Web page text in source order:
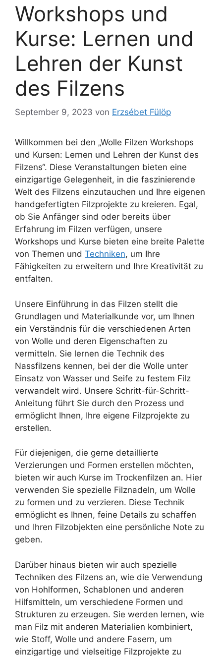
Workshops und
Kurse: Lernen und
Lehren der Kunst
des Filzens
September 9, 2023 von Erzsébet Fülöp
Willkommen bei den „Wolle Filzen Workshops
und Kursen: Lernen und Lehren der Kunst des
Filzens“. Diese Veranstaltungen bieten eine
einzigartige Gelegenheit, in die faszinierende
Welt des Filzens einzutauchen und Ihre eigenen
handgefertigten Filzprojekte zu kreieren. Egal,
ob Sie Anfänger sind oder bereits über
Erfahrung im Filzen verfügen, unsere
Workshops und Kurse bieten eine breite Palette
von Themen und Techniken, um Ihre
Fähigkeiten zu erweitern und Ihre Kreativität zu
entfalten.
Unsere Einführung in das Filzen stellt die
Grundlagen und Materialkunde vor, um Ihnen
ein Verständnis für die verschiedenen Arten
von Wolle und deren Eigenschaften zu
vermitteln. Sie lernen die Technik des
Nassfilzens kennen, bei der die Wolle unter
Einsatz von Wasser und Seife zu festem Filz
verwandelt wird. Unsere Schritt-für-Schritt-
Anleitung führt Sie durch den Prozess und
ermöglicht Ihnen, Ihre eigene Filzprojekte zu
erstellen.
Für diejenigen, die gerne detaillierte
Verzierungen und Formen erstellen möchten,
bieten wir auch Kurse im Trockenfilzen an. Hier
verwenden Sie spezielle Filznadeln, um Wolle
zu formen und zu verzieren. Diese Technik
ermöglicht es Ihnen, feine Details zu schaffen
und Ihren Filzobjekten eine persönliche Note zu
geben.
Darüber hinaus bieten wir auch spezielle
Techniken des Filzens an, wie die Verwendung
von Hohlformen, Schablonen und anderen
Hilfsmitteln, um verschiedene Formen und
Strukturen zu erzeugen. Sie werden lernen, wie
man Filz mit anderen Materialien kombiniert,
wie Stoff, Wolle und andere Fasern, um
einzigartige und vielseitige Filzprojekte zu